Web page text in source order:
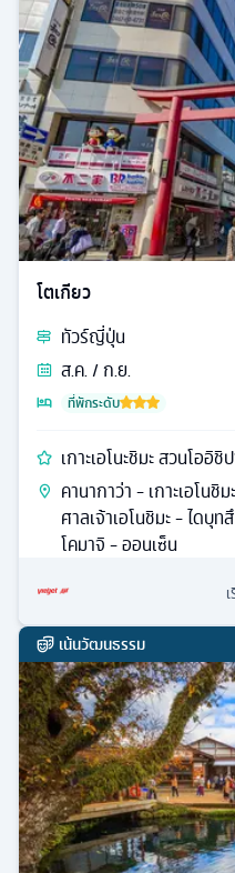
โตเกียว
ทัวร์ญี่ปุ่น
ส.ค. / ก.ย.
ที่พักระดับ
เกาะเอโนะชิมะ สวนโอ
คานากาว่า - เกาะเอโนชิ
ศาลเจ้าเอโนชิมะ - ไดบุ
โคมาจิ - ออนเซ็น
เน้นวัฒนธรรม